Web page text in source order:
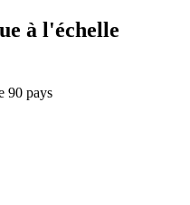
à l'échelle
90 pays